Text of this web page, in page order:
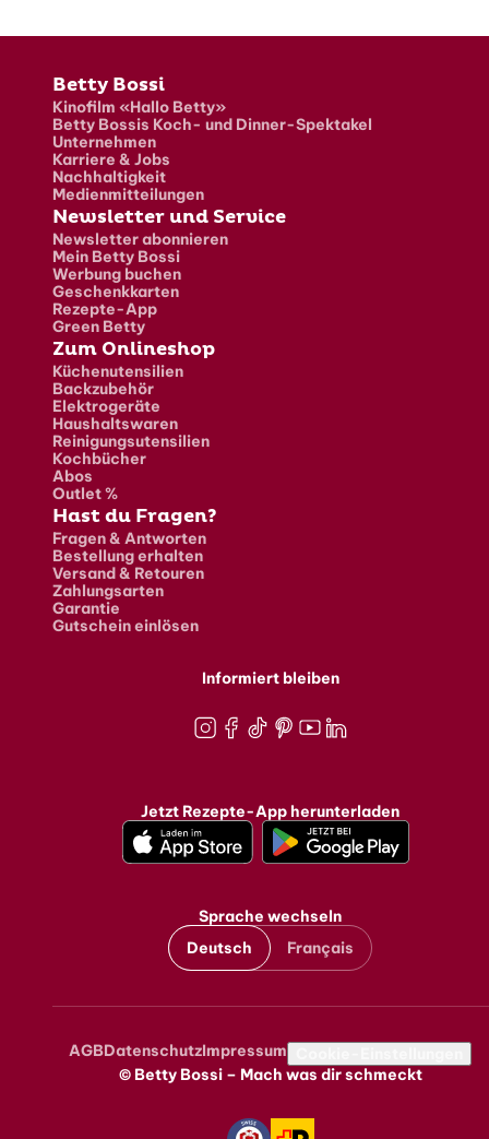
Fusszeile
Betty Bossi
Kinofilm «Hallo Betty»
Betty Bossis Koch- und Dinner-Spektakel
Unternehmen
Karriere & Jobs
Nachhaltigkeit
Medienmitteilungen
Newsletter und Service
Newsletter abonnieren
Mein Betty Bossi
Werbung buchen
Geschenkkarten
Rezepte-App
Green Betty
Zum Onlineshop
Küchenutensilien
Backzubehör
Elektrogeräte
Haushaltswaren
Reinigungsutensilien
Kochbücher
Abos
Outlet %
Hast du Fragen?
Fragen & Antworten
Bestellung erhalten
Versand & Retouren
Zahlungsarten
Garantie
Gutschein einlösen
Informiert bleiben
Jetzt Rezepte-App herunterladen
Sprache wechseln
Deutsch
Français
Metanavigation
AGBDatenschutzImpressum
© Betty Bossi – Mach was dir schmeckt